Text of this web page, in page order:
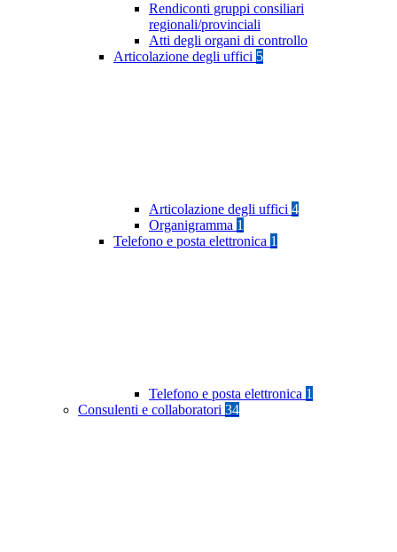
Rendiconti gruppi consiliari
regionali/provinciali
Atti degli organi di controllo
Articolazione degli uffici 5
Articolazione degli uffici 4
Organigramma 1
Telefono e posta elettronica 1
Telefono e posta elettronica 1
Consulenti e collaboratori 34